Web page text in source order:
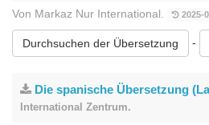
Von Markaz Nur International. 2025-
Durchsuchen der Übersetzung -
Die spanische Übersetzung
International Zentrum.